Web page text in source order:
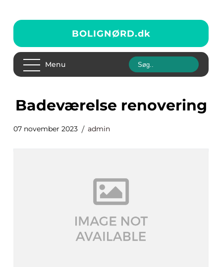
BOLIGNØRD.dk
Menu
badeværelse renovering
07 november 2023 admin